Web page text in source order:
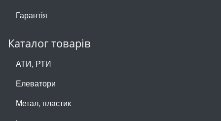
Гарантія
Каталог товарів
АТИ, РТИ
Елеватори
Метал, пластик